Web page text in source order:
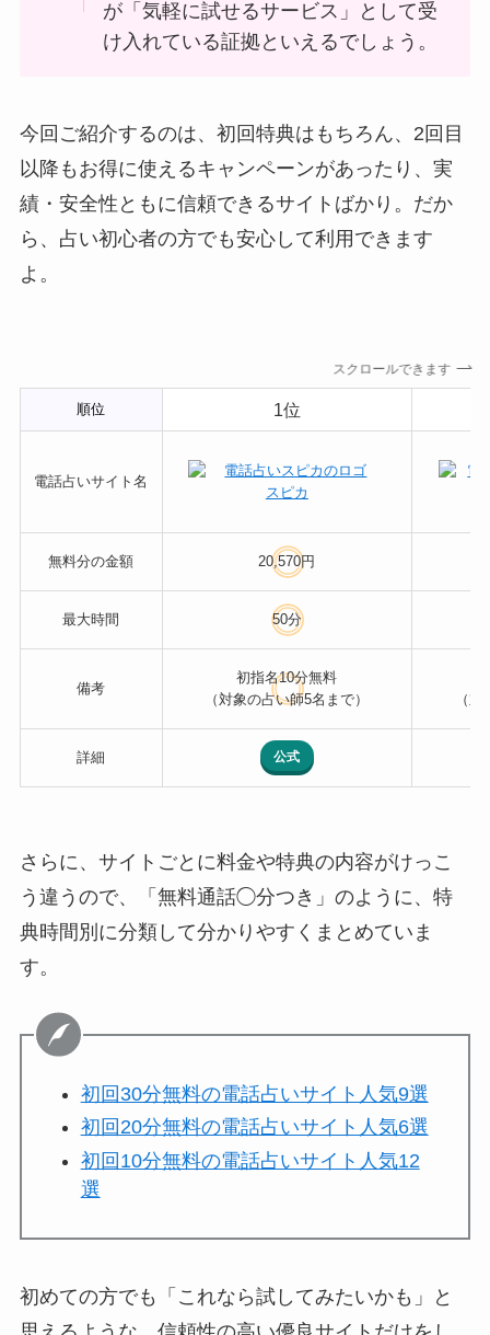
が「気軽に試せるサービス」として受
け入れている証拠といえるでしょう。
今回ご紹介するのは、初回特典はもちろん、2回目
以降もお得に使えるキャンペーンがあったり、実
績・安全性ともに信頼できるサイトばかり。だか
ら、占い初心者の方でも安心して利用できます
よ。
スクロールできます
順位 1位
電話占いサイト名
スピカ
無料分の金額 20,570円
最大時間 50分
備考
初指名10分無料
（対象の占い師5名まで）
（
詳細 公式
さらに、サイトごとに料金や特典の内容がけっこ
う違うので、「無料通話◯分つき」のように、特
典時間別に分類して分かりやすくまとめていま
す。
初回30分無料の電話占いサイト人気9選
初回20分無料の電話占いサイト人気6選
初回10分無料の電話占いサイト人気12
選
初めての方でも「これなら試してみたいかも」と